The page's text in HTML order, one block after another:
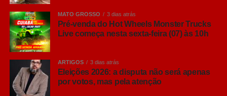
MATO GROSSO 3 dias atrás
Pré-venda do Hot Wheels Monster Trucks
Live começa nesta sexta-feira (07) às 10h
ARTIGOS 3 dias atrás
Eleições 2026: a disputa não será apenas
por votos, mas pela atenção